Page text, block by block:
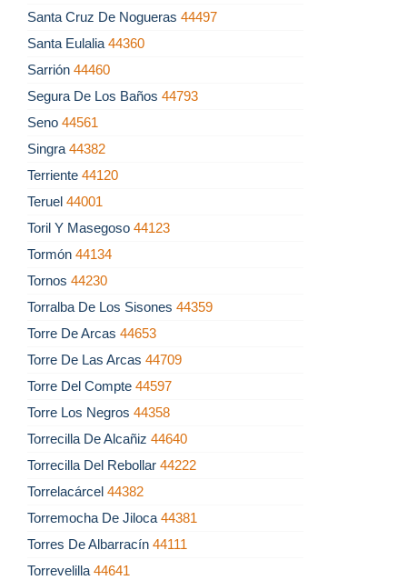
Santa Cruz De Nogueras 44497
Santa Eulalia 44360
Sarrión 44460
Segura De Los Baños 44793
Seno 44561
Singra 44382
Terriente 44120
Teruel 44001
Toril Y Masegoso 44123
Tormón 44134
Tornos 44230
Torralba De Los Sisones 44359
Torre De Arcas 44653
Torre De Las Arcas 44709
Torre Del Compte 44597
Torre Los Negros 44358
Torrecilla De Alcañiz 44640
Torrecilla Del Rebollar 44222
Torrelacárcel 44382
Torremocha De Jiloca 44381
Torres De Albarracín 44111
Torrevelilla 44641